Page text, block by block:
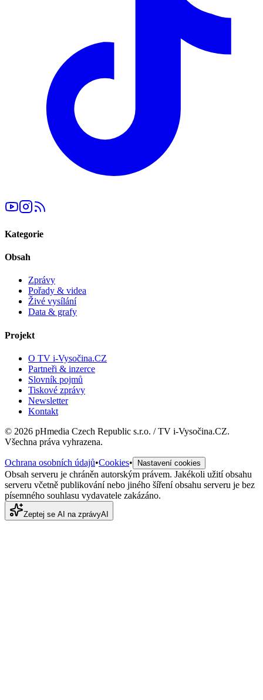
Kategorie
Obsah
Zprávy
Pořady & videa
Živé vysílání
Data & grafy
Projekt
O TV i-Vysočina.CZ
Partneři & inzerce
Slovník pojmů
Tiskové zprávy
Newsletter
Kontakt
© 2026 pHmedia Czech Republic s.r.o. / TV i-Vysočina.CZ.
Všechna práva vyhrazena.
Ochrana osobních údajů•Cookies• Nastavení cookies
Obsah serveru je chráněn autorským právem. Jakékoli užití obsahu
serveru včetně publikování nebo jiného šíření obsahu serveru je bez
písemného souhlasu vydavatele zakázáno.
Zeptej se AI na zprávyAI